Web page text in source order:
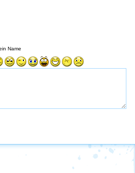
Name